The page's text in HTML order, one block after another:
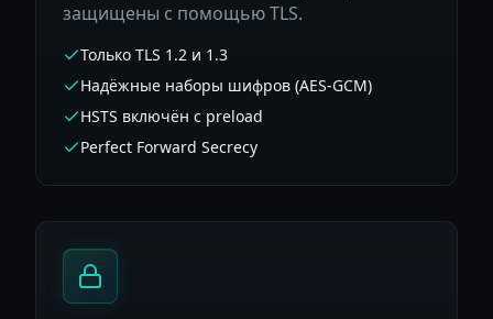
защищены с помощью TLS.
Только TLS 1.2 и 1.3
Надёжные наборы шифров (AES-GCM)
HSTS включён с preload
Perfect Forward Secrecy